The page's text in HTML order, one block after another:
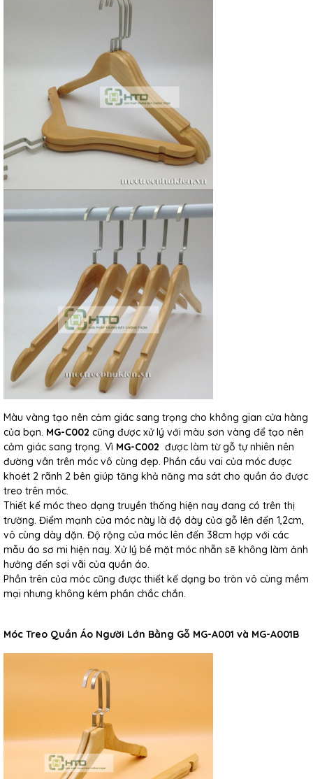
Màu vàng tạo nên cảm giác sang trọng cho không gian cửa hàng
của bạn. MG-C002 cũng được xử lý với màu sơn vàng để tạo nên
cảm giác sang trọng. Vì MG-C002 được làm từ gỗ tự nhiên nên
đường vân trên móc vô cùng đẹp. Phần cầu vai của móc được
khoét 2 rãnh 2 bên giúp tăng khả năng ma sát cho quần áo được
treo trên móc.
Thiết kế móc theo dạng truyền thống hiện nay đang có trên thị
trường. Điểm mạnh của móc này là độ dày của gỗ lên đến 1,2cm,
vô cùng dày dặn. Độ rộng của móc lên đến 38cm hợp với các
mẫu áo sơ mi hiện nay. Xử lý bề mặt móc nhẵn sẽ không làm ảnh
hưởng đến sợi vãi của quần áo.
Phần trên của móc cũng được thiết kế dạng bo tròn vô cùng mềm
mại nhưng không kém phần chắc chắn.
Móc Treo Quần Áo Người Lớn Bằng Gỗ MG-A001 và MG-A001B